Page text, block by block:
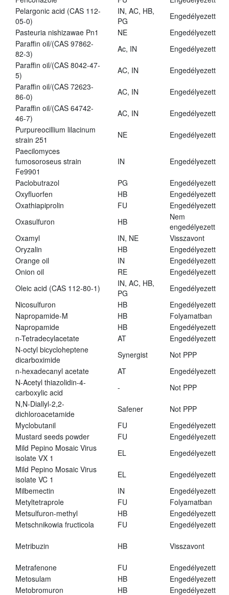
Pelargonic acid (CAS 112-
05-0)
IN, AC, HB,
PG
Engedélyezett
Pasteuria nishizawae Pn1
NE
Engedélyezett
Paraffin oil/(CAS 97862-
82-3)
Ac, IN
Engedélyezett
Paraffin oil/(CAS 8042-47-
5)
AC, IN
Engedélyezett
Paraffin oil/(CAS 72623-
86-0)
AC, IN
Engedélyezett
Paraffin oil/(CAS 64742-
46-7)
AC, IN
Engedélyezett
Purpureocillium lilacinum
strain 251
NE
Engedélyezett
Paecilomyces
fumosoroseus strain
Fe9901
IN Engedélyezett
Paclobutrazol PG
Engedélyezett
Oxyfluorfen
HB
Engedélyezett
Oxathiapiprolin
FU
Engedélyezett
Oxasulfuron
HB
Nem
engedélyezett
Oxamyl
IN, NE
Visszavont
Oryzalin
HB
Engedélyezett
Orange oil
IN
Engedélyezett
Onion oil
RE
Engedélyezett
Oleic acid (CAS 112-80-1)
IN, AC, HB,
PG
Engedélyezett
Nicosulfuron
HB
Engedélyezett
Napropamide-M
HB
Folyamatban
Napropamide
HB
Engedélyezett
n-Tetradecylacetate
AT
Engedélyezett
N-octyl bicycloheptene
dicarboximide
Synergist
Not PPP
n-hexadecanyl acetate
AT
Engedélyezett
N-Acetyl thiazolidin-4-
carboxylic acid
-
Not PPP
N,N-Diallyl-2,2-
dichloroacetamide
Safener
Not PPP
Myclobutanil
FU
Engedélyezett
Mustard seeds powder
FU
Engedélyezett
Mild Pepino Mosaic Virus
isolate VX 1
EL
Engedélyezett
Mild Pepino Mosaic Virus
isolate VC 1
EL
Engedélyezett
Milbemectin
IN
Engedélyezett
Metyltetraprole
FU
Folyamatban
Metsulfuron-methyl
HB
Engedélyezett
Metschnikowia fructicola
FU Engedélyezett
Metribuzin HB Visszavont
Metrafenone FU
Engedélyezett
Metosulam
HB
Engedélyezett
Metobromuron
HB Engedélyezett